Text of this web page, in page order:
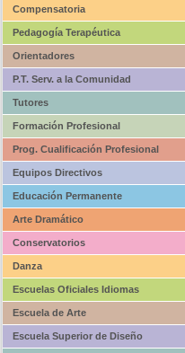
Compensatoria
Pedagogía Terapéutica
Orientadores
P.T. Serv. a la Comunidad
Tutores
Formación Profesional
Prog. Cualificación Profesional
Equipos Directivos
Educación Permanente
Arte Dramático
Conservatorios
Danza
Escuelas Oficiales Idiomas
Escuela de Arte
Escuela Superior de Diseño